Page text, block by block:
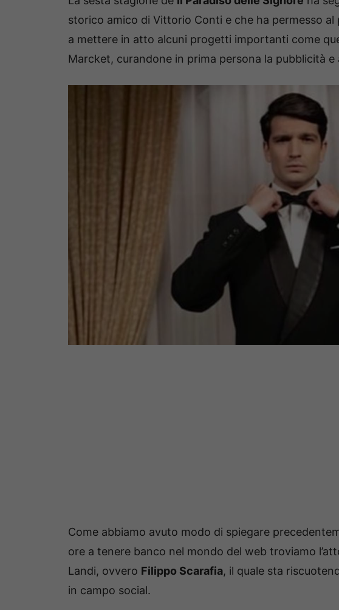
storico amico di Vittorio Conti e che ha permesso
a mettere in atto alcuni progetti importanti come
Marcket, curandone in prima persona la pubblicità e
Come abbiamo avuto modo di spiegare
ore a tenere banco nel mondo del web troviamo
Landi, ovvero Filippo Scarafia, il quale sta
in campo social.